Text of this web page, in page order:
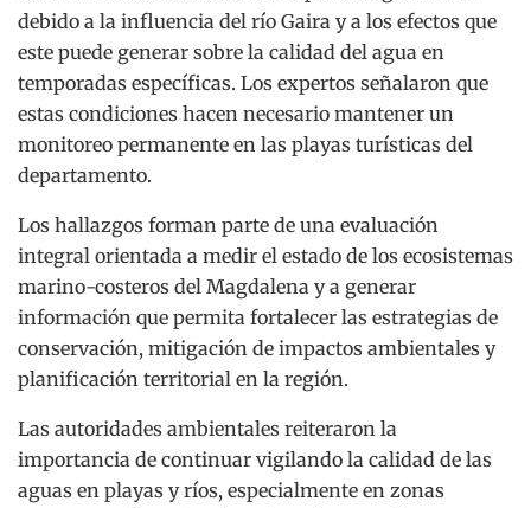
debido a la influencia del río Gaira y a los efectos que
este puede generar sobre la calidad del agua en
temporadas específicas. Los expertos señalaron que
estas condiciones hacen necesario mantener un
monitoreo permanente en las playas turísticas del
departamento.
Los hallazgos forman parte de una evaluación
integral orientada a medir el estado de los ecosistemas
marino-costeros del Magdalena y a generar
información que permita fortalecer las estrategias de
conservación, mitigación de impactos ambientales y
planificación territorial en la región.
Las autoridades ambientales reiteraron la
importancia de continuar vigilando la calidad de las
aguas en playas y ríos, especialmente en zonas